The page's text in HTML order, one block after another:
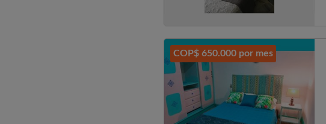
COP$ 650.000 por mes